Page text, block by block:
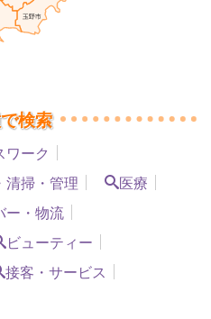
検索
ワーク
清掃・管理 医療
ー・物流
ビューティー
接客・サービス